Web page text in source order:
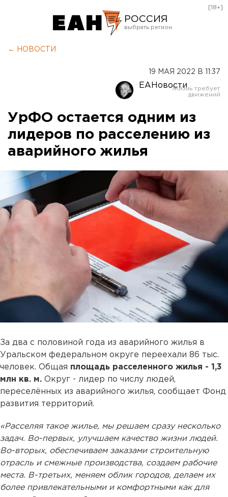
РОССИЯ
Оренбург
[18+]
← НОВОСТИ
19 МАЯ 2022 В 11:37
ЕАНовости
УрФО остается одним из
лидеров по расселению из
аварийного жилья
За два с половиной года из аварийного жилья в
Уральском федеральном округе переехали 86 тыс.
человек. Общая площадь расселенного жилья - 1,3
млн кв. м. Округ - лидер по числу людей,
переселённых из аварийного жилья, сообщает Фонд
развития территорий.
«Расселяя такое жилье, мы решаем сразу несколько
задач. Во-первых, улучшаем качество жизни людей.
Во-вторых, обеспечиваем заказами строительную
отрасль и смежные производства, создаем рабочие
места. В-третьих, меняем облик городов, делаем их
более привлекательными и комфортными как для